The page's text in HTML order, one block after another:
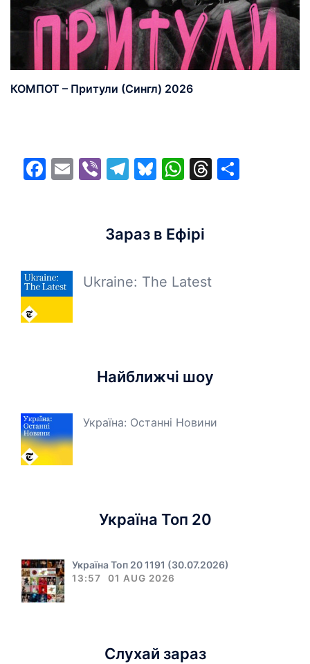
КОМПОТ – Притули (Сингл) 2026
Facebook
EmailViberTelegram
Bluesky
WhatsApp
Threads
Зараз в Ефірі
Ukraine: The Latest
Найближчі шоу
Україна: Останні Новини
Україна Топ 20
Україна Топ 20 1191 (30.07.2026)
13:57 01 AUG 2026
Слухай зараз